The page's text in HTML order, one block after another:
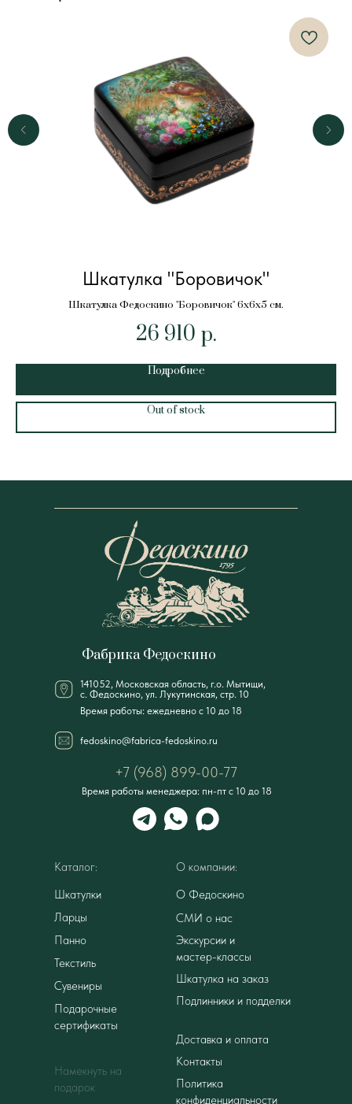
Шкатулка "Боровичок"
Шкатулка Федоскино "Боровичок" 6х6х5 см.
26 910 р.
Подробнее
Out of stock
141052, Московская область, г.о. Мытищи,
с. Федоскино, ул. Лукутинская, стр. 10
Фабрика Федоскино
+7 (968) 899-00-77
Время работы: ежедневно с 10 до 18
Время работы менеджера: пн-пт с 10 до 18
Каталог:
Шкатулки
Ларцы
Панно
Текстиль
Сувениры
Подарочные
сертификаты
Намекнуть на
подарок
О компании:
О Федоскино
Контакты
Экскурсии и
мастер-классы
Подлинники и подделки
Доставка и оплата
fedoskino@fabrica-fedoskino.ru
Шкатулка на заказ
Политика
конфиденциальности
СМИ о нас